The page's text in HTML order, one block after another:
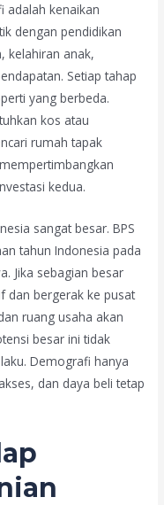
adalah kenaikan
dengan pendidikan
kelahiran anak,
Setiap tahap
yang berbeda.
kos atau
rumah tapak
kedua.
sangat besar. BPS
tahun Indonesia pada
Jika sebagian besar
dan bergerak ke pusat
ruang usaha akan
besar ini tidak
Demografi hanya
dan daya beli tetap